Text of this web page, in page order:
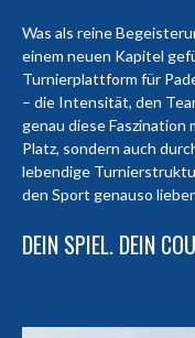
Was als reine
einem neuen Kapitel
Turnierplattform für
– die Intensität, den
genau diese Faszination
Platz, sondern auch
lebendige
den Sport genauso
DEIN SPIEL. DEIN